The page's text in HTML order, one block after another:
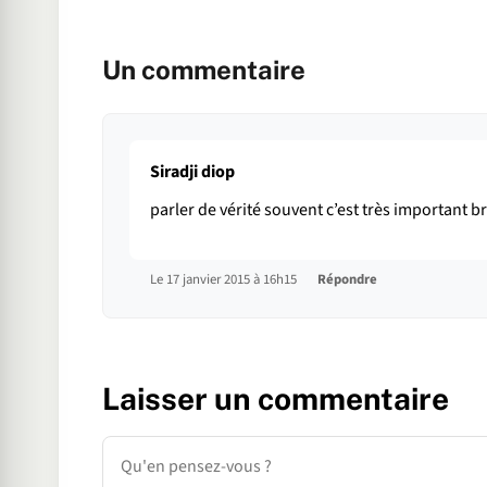
Un commentaire
Siradji diop
parler de vérité souvent c’est très important
Le 17 janvier 2015 à 16h15 Répondre
Laisser un commentaire
Commentaire